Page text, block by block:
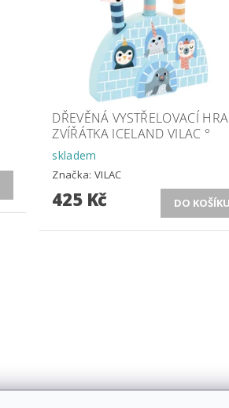
DŘEVĚNÁ VYSTŘELOVACÍ HRA
ZVÍŘÁTKA ICELAND VILAC °
skladem
Značka:VILAC
425 Kč